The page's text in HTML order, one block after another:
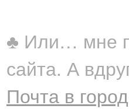
♣ Или… мне
сайта. А
Почта в